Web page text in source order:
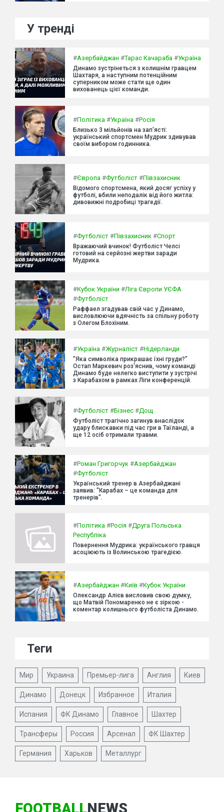
У тренді
#Азербайджан #Тарас Качараба #Україна
Динамо зустрінеться з колишнім гравцем
Шахтаря, а наступним потенційним
суперником може стати ще один
вихованець цієї команди.
#Політика #Україна #Росія
Близько 3 мільйонів на зап'ясті:
український спортсмен Мудрик здивував
своїм вибором годинника.
#Європа #Футболіст #Півзахисник
Відомого спортсмена, який досяг успіху у
футболі, вбили неподалік від його житла:
дивовижні подробиці трагедії.
#Футболіст #Півзахисник #Спорт
Вражаючий вчинок! Футболіст Челсі
готовий на серйозні жертви заради
Мудрика.
#Кубок України #Ліга Європи УЄФА
#Футболіст
Раффаел згадував свій час у Динамо,
висловлюючи вдячність за спільну роботу
з Олегом Блохіним.
#Україна #Журналіст #Нідерланди
"Яка символіка прикрашає їхні груди?"
Остап Маркевич роз'яснив, чому команді
Динамо буде нелегко виступити у зустрічі
з Карабахом в рамках Ліги конференцій.
#Футболіст #Бізнес #Дощ
Футболіст трагічно загинув внаслідок
удару блискавки під час гри в Таїланді, а
ще 12 осіб отримали травми.
#Роман Григорчук #Азербайджан
#Футболіст
Український тренер в Азербайджані
заявив: "Карабах – це команда для
тренерів".
#Політика #Росія #Друга Польська
Республіка
Повернення Мудрика: українського гравця
асоціюють із Волинською трагедією.
#Азербайджан #Київ #Кубок України
Олександр Алієв висловив свою думку,
що Матвій Пономаренко не є зіркою -
коментар колишнього футболіста Динамо.
Теги
Мир Украина Премьер-лига Англия Киев
Динамо Донецк Избранное Италия
Испания ФК Динамо Главное Шахтер
Трансферы Россия Арсенал ФК Шахтер
Германия Харьков Металлург
FOOTBALLNEWS